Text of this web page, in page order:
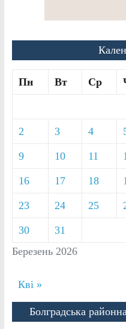
Березень 2026
Пн Вт Ср
2 3 4
9 10 11
16 17 18
23 24 25
30 31
Кві »
Болградська